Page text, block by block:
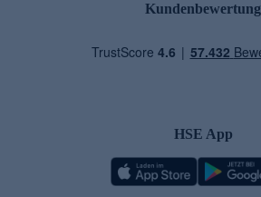
Kundenbewertung
HSE App